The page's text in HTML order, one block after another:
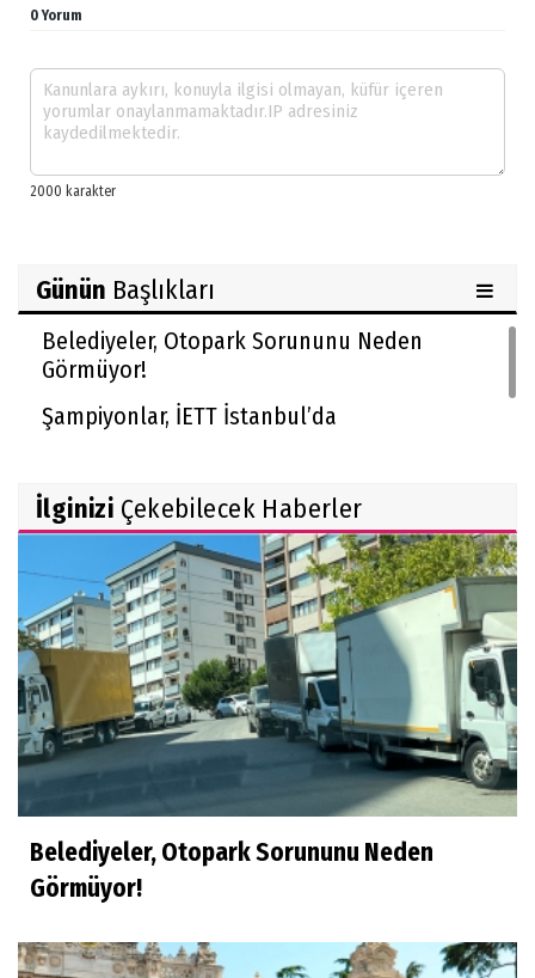
0 Yorum
Günün Başlıkları
Belediyeler, Otopark Sorununu Neden
Görmüyor!
Şampiyonlar, İETT İstanbul’da
İlginizi Çekebilecek Haberler
Belediyeler, Otopark Sorununu Neden
Görmüyor!